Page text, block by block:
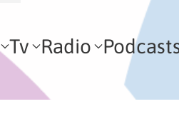
Tv Radio